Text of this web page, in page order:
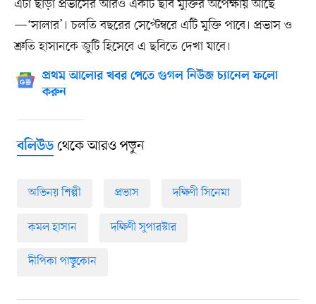
এটা ছাড়া প্রভাসের আরও একটি ছবি মুক্তির অপেক্ষায় আছে
—‘সালার’। চলতি বছরের সেপ্টেম্বরে এটি মুক্তি পাবে। প্রভাস ও
শ্রুতি হাসানকে জুটি হিসেবে এ ছবিতে দেখা যাবে।
প্রথম আলোর খবর পেতে গুগল নিউজ চ্যানেল ফলো
করুন
বলিউডথেকে আরও পড়ুন
অভিনয় শিল্পী প্রভাস দক্ষিণী সিনেমা
কমল হাসান দক্ষিণী সুপারস্টার
দীপিকা পাড়ুকোন